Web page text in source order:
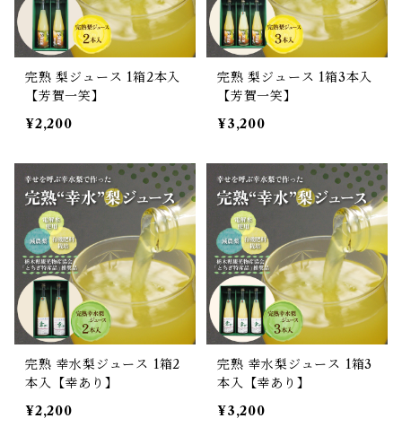
完熟 梨ジュース 1箱2本入
【芳賀一笑】
¥2,200
完熟 梨ジュース 1箱3本入
【芳賀一笑】
¥3,200
完熟 幸水梨ジュース 1箱2
本入【幸あり】
¥2,200
完熟 幸水梨ジュース 1箱3
本入【幸あり】
¥3,200